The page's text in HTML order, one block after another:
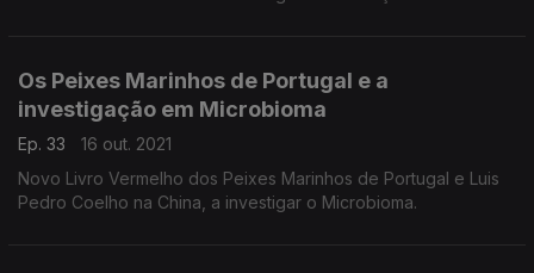
Os Peixes Marinhos de Portugal e a
investigação em Microbioma
Ep. 33
16 out. 2021
Novo Livro Vermelho dos Peixes Marinhos de Portugal e Luis
Pedro Coelho na China, a investigar o Microbioma.